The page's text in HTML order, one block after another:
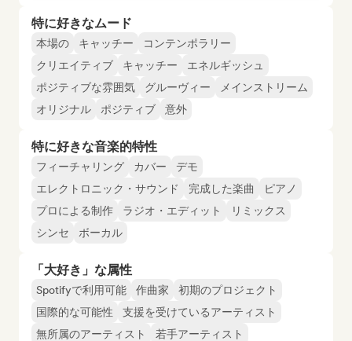
特に好きなムード
本場の キャッチー
コンテンポラリー
クリエイティブ
キャッチー
エネルギッシュ
ポジティブな雰囲気
グルーヴィー
メインストリーム
オリジナル
ポジティブ 意外
特に好きな音楽的特性
フィーチャリング カバー
デモ
エレクトロニック・サウンド
完成した楽曲
ピアノ
プロによる制作
ラジオ・エディット
リミックス
シンセ
ボーカル
「大好き」な属性
Spotifyで利用可能 作曲家
初期のプロジェクト
国際的な可能性
支援を受けているアーティスト
無所属のアーティスト
若手アーティスト